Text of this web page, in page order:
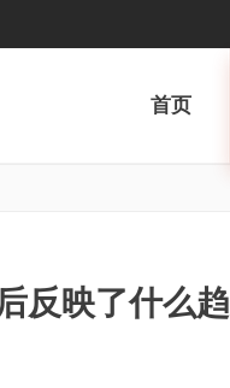
首页
反映了什么趋